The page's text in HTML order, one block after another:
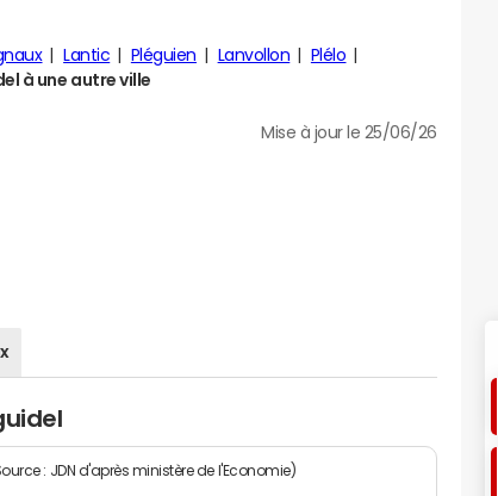
Lantic Pléguien Lanvollon
Plélo
à une autre ville
Mise à jour le 25/06/26
: JDN d'après ministère de l'Economie)